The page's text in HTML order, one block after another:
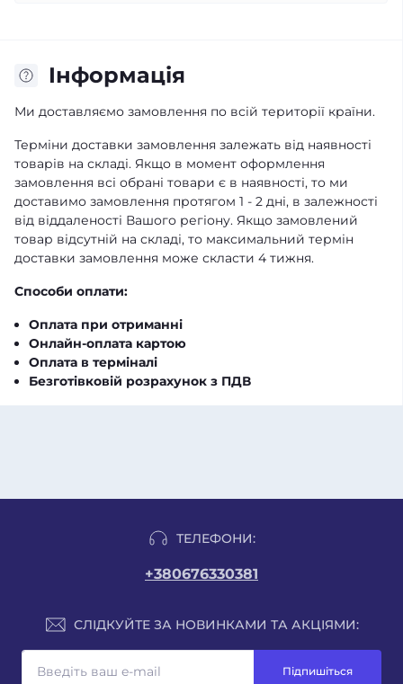
Iнформація
Ми доставляємо замовлення по всій території країни.
Терміни доставки замовлення залежать від наявності
товарів на складі. Якщо в момент оформлення
замовлення всі обрані товари є в наявності, то ми
доставимо замовлення протягом 1 - 2 дні, в залежності
від віддаленості Вашого регіону. Якщо замовлений
товар відсутній на складі, то максимальний термін
доставки замовлення може скласти 4 тижня.
Способи оплати:
Оплата при отриманні
Онлайн-оплата картою
Оплата в терміналі
Безготівковій розрахунок з ПДВ
ТЕЛЕФОНИ:
+380676330381
СЛІДКУЙТЕ ЗА НОВИНКАМИ ТА АКЦІЯМИ:
Підпишіться